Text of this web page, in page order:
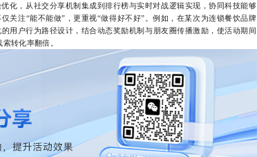
化，从社交分享机制集成到排行榜与实时对战逻辑实现，协同科技能够
关注“能不能做”，更重视“做得好不好”。例如，在某次为连锁餐饮品牌
用户行为路径设计，结合动态奖励机制与朋友圈传播激励，使活动期间
转化率翻倍。